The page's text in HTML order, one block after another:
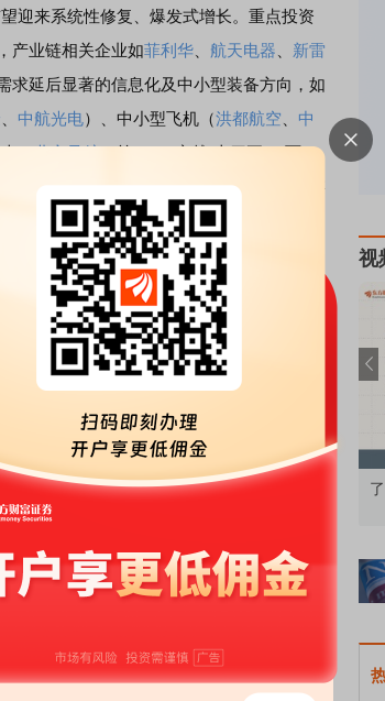
迎来系统性修复、爆发式增长。重点投资
产业链相关企业如菲利华 航天电器
新雷
求延后显著的信息化及中小型装备方向，如
中航光电）、中小型飞机（洪都航空
中
（北方导航）等。3）穿越“十四五”、面
箭弹、精确制导炸弹、巡飞弹等），产业链
国博电子、雷电微力
产业趋势向上的武器装备出口（军贸）方
中航西飞、 航天彩虹 、 中无人机
视
基础认知到特色品种 了解北交所知识 做理性